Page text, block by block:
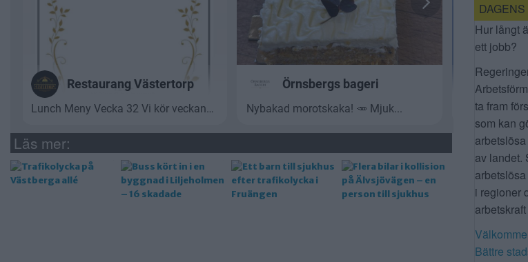
Läs mer:
Hur långt
ett jobb?
ta fram
som kan
av landet.
i regioner
Bättre